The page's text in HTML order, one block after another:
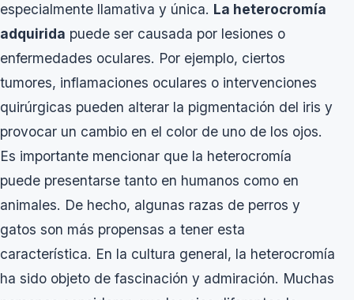
especialmente llamativa y única. La heterocromía
adquirida puede ser causada por lesiones o
enfermedades oculares. Por ejemplo, ciertos
tumores, inflamaciones oculares o intervenciones
quirúrgicas pueden alterar la pigmentación del iris y
provocar un cambio en el color de uno de los ojos.
Es importante mencionar que la heterocromía
puede presentarse tanto en humanos como en
animales. De hecho, algunas razas de perros y
gatos son más propensas a tener esta
característica. En la cultura general, la heterocromía
ha sido objeto de fascinación y admiración. Muchas